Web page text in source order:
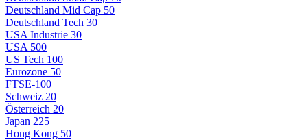
Deutschland Mid Cap 50
Deutschland Tech 30
USA Industrie 30
USA 500
US Tech 100
Eurozone 50
FTSE-100
Schweiz 20
Österreich 20
Japan 225
Hong Kong 50